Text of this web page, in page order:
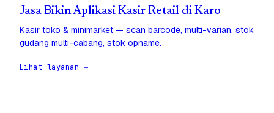
Jasa Bikin Aplikasi Kasir Retail di Karo
Kasir toko & minimarket — scan barcode, multi-varian, stok
gudang multi-cabang, stok opname.
Lihat layanan →